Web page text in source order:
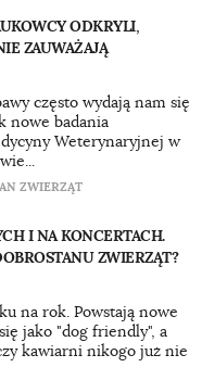
ODKRYLI,
ZAUWAŻAJĄ
często wydają nam się
nowe badania
Weterynaryjnej w
ZWIERZĄT
I NA KONCERTACH.
ZWIERZĄT?
na rok. Powstają nowe
jako "dog friendly", a
kawiarni nikogo już nie